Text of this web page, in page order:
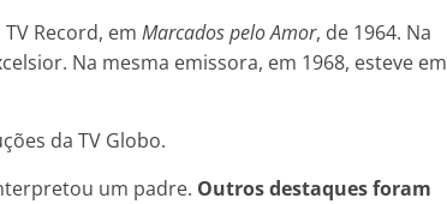
Record, em Marcados pelo Amor, de 1964. Na
Na mesma emissora, em 1968, esteve em
da TV Globo.
um padre. Outros destaques foram